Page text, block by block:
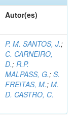
Autor(es)
P. M. SANTOS, J.;
C. CARNEIRO,
D.; R.P.
MALPASS, G.; S.
FREITAS, M.; M.
D. CASTRO, C.